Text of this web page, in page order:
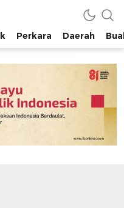
Perkara Daerah